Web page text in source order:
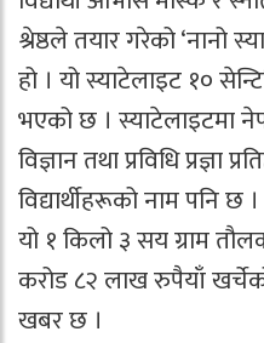
श्रेष्ठले तयार गरेको ‘नानो
हो । यो स्याटेलाइट १०
भएको छ । स्याटेलाइटमा
विज्ञान तथा प्रविधि प्रज्ञा
विद्यार्थीहरूको नाम पनि छ ।
यो १ किलो ३ सय ग्राम
करोड ८२ लाख रुपैयाँ
खबर छ ।